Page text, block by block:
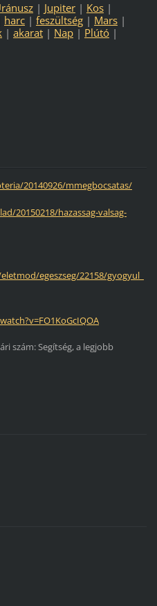
| Jupiter | Kos |
harc | feszültség | Mars |
| akarat | Nap | Plútó |
20140926/mmegbocsatas/
20150218/hazassag-valsag-
egeszseg/22158/gyogyul_
szám: Segítség, a legjobb